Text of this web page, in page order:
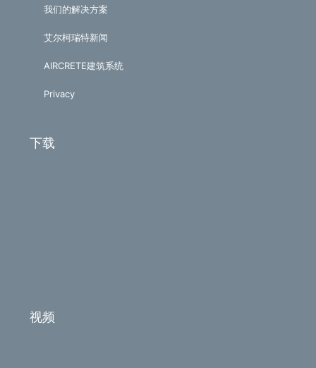
我们的解决方案
艾尔柯瑞特新闻
AIRCRETE建筑系统
Privacy
下载
视频